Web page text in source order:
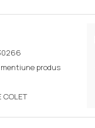
produs
COLET